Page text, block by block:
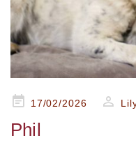
Posted17/02/2026
Phil